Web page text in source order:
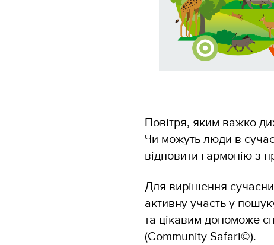
Повітря, яким важко
Чи можуть люди в
відновити гармонію з
Для вирішення
активну участь у
та цікавим допоможе
(Community Safari©).